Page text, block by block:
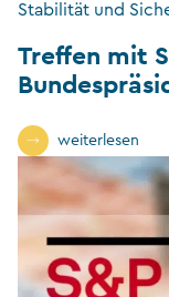
Stabilität und
Treffen mit
weiterlesen